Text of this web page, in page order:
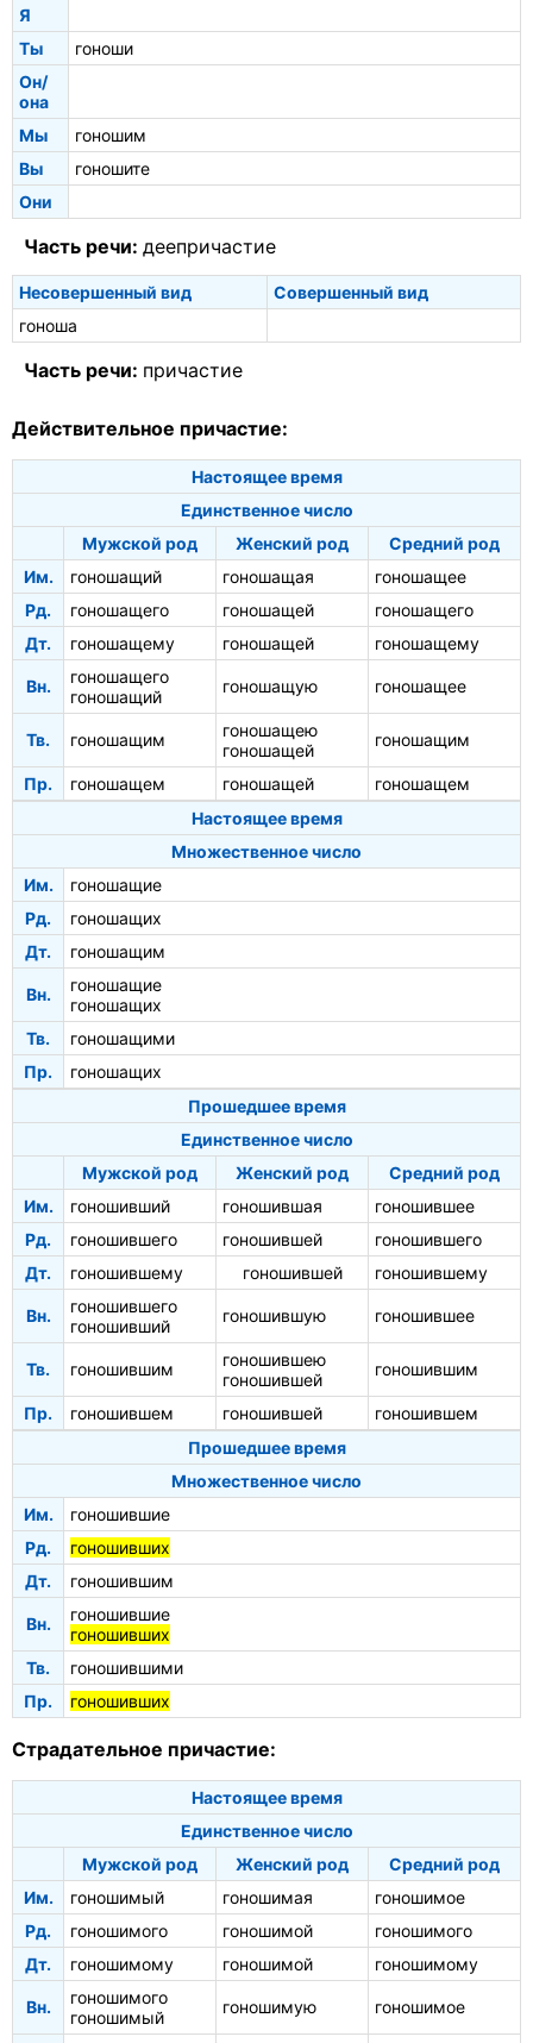
Я
Ты
гоноши
Он/
она
Мы
гоношим
Вы
гоношите
Они
Часть речи: деепричастие
Несовершенный вид
Совершенный вид
гоноша
Часть речи: причастие
Действительное причастие:
Настоящее время
Единственное число
Мужской род
Женский род
Средний род
Им.
гоношащий гоношащая
гоношащее
Рд.
гоношащего гоношащей
гоношащего
Дт.
гоношащему гоношащей гоношащему
Вн.
гоношащего
гоношащий
гоношащую гоношащее
Тв. гоношащим
гоношащею
гоношащей
гоношащим
Пр. гоношащем гоношащей
гоношащем
Настоящее время
Множественное число
Им.
гоношащие
Рд.
гоношащих
Дт.
гоношащим
Вн.
гоношащие
гоношащих
Тв.
гоношащими
Пр.
гоношащих
Прошедшее время
Единственное число
Мужской род
Женский род
Средний род
Им.
гоношивший гоношившая
гоношившее
Рд.
гоношившего гоношившей
гоношившего
Дт.
гоношившему гоношившей гоношившему
Вн.
гоношившего
гоношивший
гоношившую гоношившее
Тв. гоношившим
гоношившею
гоношившей
гоношившим
Пр. гоношившем гоношившей
гоношившем
Прошедшее время
Множественное число
Им.
гоношившие
Рд.
гоношивших
Дт.
гоношившим
Вн.
гоношившие
гоношивших
Тв.
гоношившими
Пр.
гоношивших
Страдательное причастие:
Настоящее время
Единственное число
Мужской род
Женский род
Средний род
Им.
гоношимый гоношимая
гоношимое
Рд.
гоношимого гоношимой
гоношимого
Дт.
гоношимому гоношимой гоношимому
Вн.
гоношимого
гоношимый
гоношимую гоношимое